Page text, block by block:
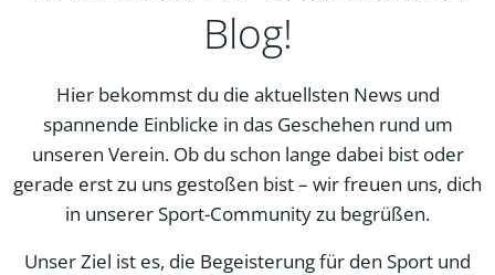
Blog!
Hier bekommst du die aktuellsten News und
spannende Einblicke in das Geschehen rund um
unseren Verein. Ob du schon lange dabei bist oder
gerade erst zu uns gestoßen bist – wir freuen uns, dich
in unserer Sport-Community zu begrüßen.
Unser Ziel ist es, die Begeisterung für den Sport und